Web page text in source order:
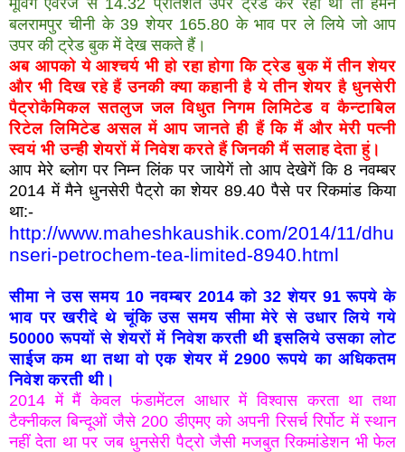
बलरामपुर चीनी के 39 शेयर 165.80 के भाव पर ले लिये जो आप
उपर की ट्रेड बुक में देख सकते हैं।
अब आपको ये आश्चर्य भी हो रहा होगा कि ट्रेड बुक में तीन शेयर
और भी दिख रहे हैं उनकी क्या कहानी है ये तीन शेयर है धुनसेरी
पैट्रोकैमिकल सतलुज जल विधुत निगम लिमिटेड व कैन्टाबिल
रिटेल लिमिटेड असल में आप जानते ही हैं कि मैं और मेरी पत्नी
स्वयं भी उन्ही शेयरों में निवेश करते हैं जिनकी मैं सलाह देता हुं।
आप मेरे ब्लोग पर निम्न लिंक पर जायेगें तो आप देखेगें कि 8 नवम्बर
2014 में मैने धुनसेरी पैट्रो का शेयर 89.40 पैसे पर रिकमांड किया
था:-
http://www.maheshkaushik.com/2014/11/dhu
nseri-petrochem-tea-limited-8940.html
सीमा ने उस समय 10 नवम्बर 2014 को 32 शेयर 91 रूपये के
भाव पर खरीदे थे चूंकि उस समय सीमा मेरे से उधार लिये गये
50000 रूपयों से शेयरों में निवेश करती थी इसलिये उसका लोट
साईज कम था तथा वो एक शेयर में 2900 रूपये का अधिकतम
निवेश करती थी।
2014 में मैं केवल फंडामेंटल आधार में विश्वास करता था तथा
टैक्नीकल बिन्दूओं जैसे 200 डीएमए को अपनी रिसर्च रिर्पोट में स्थान
नहीं देता था पर जब धुनसेरी पैट्रो जैसी मजबुत रिकमांडेशन भी फेल